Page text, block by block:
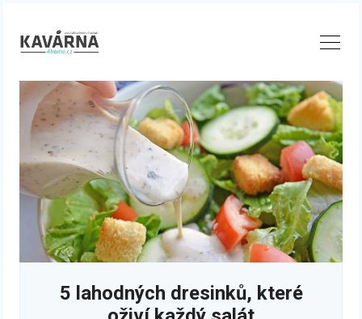
content
5 lahodných dresinků, které